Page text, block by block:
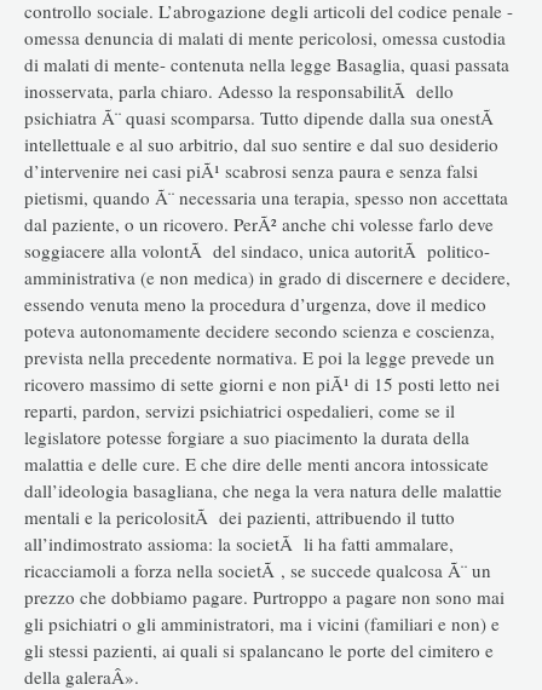
controllo sociale. L’abrogazione degli articoli del codice penale -
omessa denuncia di malati di mente pericolosi, omessa custodia
di malati di mente- contenuta nella legge Basaglia, quasi passata
inosservata, parla chiaro. Adesso la responsabilitÃ dello
psichiatra Ã¨ quasi scomparsa. Tutto dipende dalla sua onestÃ
intellettuale e al suo arbitrio, dal suo sentire e dal suo desiderio
d’intervenire nei casi piÃ¹ scabrosi senza paura e senza falsi
pietismi, quando Ã¨ necessaria una terapia, spesso non accettata
dal paziente, o un ricovero. PerÃ² anche chi volesse farlo deve
soggiacere alla volontÃ del sindaco, unica autoritÃ politico-
amministrativa (e non medica) in grado di discernere e decidere,
essendo venuta meno la procedura d’urgenza, dove il medico
poteva autonomamente decidere secondo scienza e coscienza,
prevista nella precedente normativa. E poi la legge prevede un
ricovero massimo di sette giorni e non piÃ¹ di 15 posti letto nei
reparti, pardon, servizi psichiatrici ospedalieri, come se il
legislatore potesse forgiare a suo piacimento la durata della
malattia e delle cure. E che dire delle menti ancora intossicate
dall’ideologia basagliana, che nega la vera natura delle malattie
mentali e la pericolositÃ dei pazienti, attribuendo il tutto
all’indimostrato assioma: la societÃ li ha fatti ammalare,
ricacciamoli a forza nella societÃ , se succede qualcosa Ã¨ un
prezzo che dobbiamo pagare. Purtroppo a pagare non sono mai
gli psichiatri o gli amministratori, ma i vicini (familiari e non) e
gli stessi pazienti, ai quali si spalancano le porte del cimitero e
della galeraÂ».